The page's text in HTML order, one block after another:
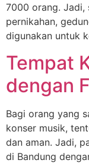
7000 orang. Jadi,
pernikahan,
digunakan untuk
Tempat
dengan
Bagi orang yang
konser musik,
dan aman. Jadi,
di Bandung